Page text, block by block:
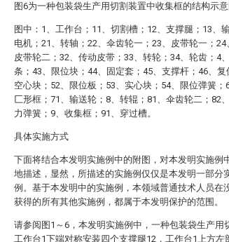
图6为一种包装袋生产用切割装置中收集框的结构示意
图中：1、工作台；11、切割槽；12、支撑腿；13、
电机；21、转轴；22、伞齿轮一；23、皮带轮一；24
皮带轮二；32、传动皮带；33、转轮；34、轮齿；4
条；43、限位块；44、固定套；45、支撑杆；46、复
空心块；52、限位板；53、实心块；54、限位弹簧；
匚形框；71、输送轮；8、转辊；81、伞齿轮二；82
力弹簧；9、收集框；91、穿过槽。
具体实施方式
下面将结合本发明实施例中的附图，对本发明实施例
地描述，显然，所描述的实施例仅仅是本发明一部分
例。基于本发明中的实施例，本领域普通技术人员在
获得的所有其他实施例，都属于本发明保护的范围。
请参阅图1～6，本发明实施例中，一种包装袋生产用
工作台1下端对称安装四个支撑腿12，工作台1上方